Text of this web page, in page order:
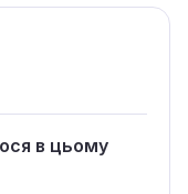
в цьому